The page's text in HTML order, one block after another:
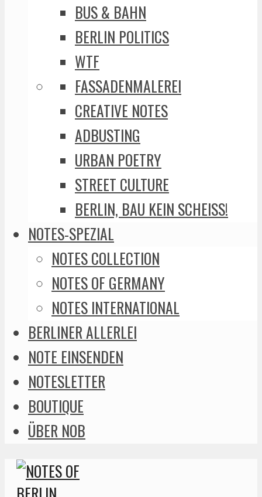
BUS & BAHN
BERLIN POLITICS
WTF
FASSADENMALEREI
CREATIVE NOTES
ADBUSTING
URBAN POETRY
STREET CULTURE
BERLIN, BAU KEIN SCHEISS!
NOTES-SPEZIAL
NOTES COLLECTION
NOTES OF GERMANY
NOTES INTERNATIONAL
BERLINER ALLERLEI
NOTE EINSENDEN
NOTESLETTER
BOUTIQUE
ÜBER NOB